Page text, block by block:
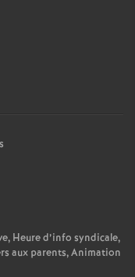
Heure d’info syndicale,
aux parents, Animation